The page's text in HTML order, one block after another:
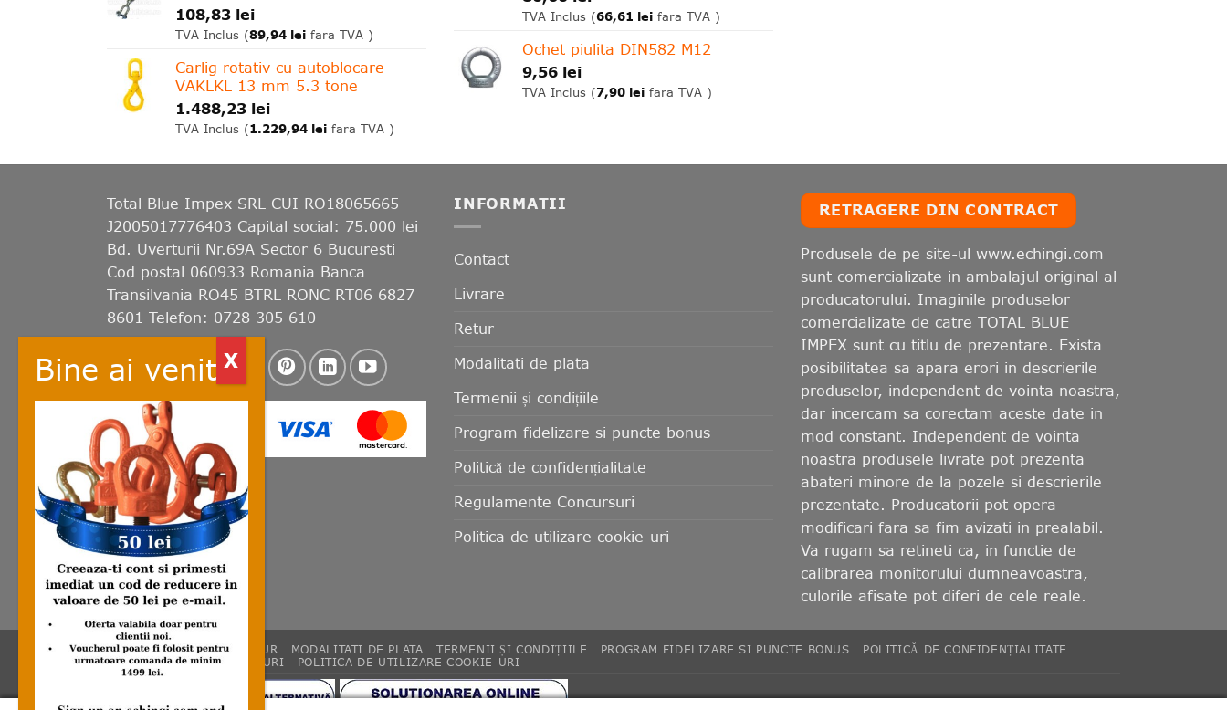
108,83 lei
TVA Inclus (89,94 lei fara TVA )
Carlig rotativ cu autoblocare
VAKLKL 13 mm 5.3 tone
1.488,23 lei
TVA Inclus (1.229,94 lei fara TVA )
TVA Inclus (66,61 lei fara TVA )
Ochet piulita DIN582 M12
9,56 lei
TVA Inclus (7,90 lei fara TVA )
Total Blue Impex SRL CUI RO18065665
J2005017776403 Capital social: 75.000 lei
Bd. Uverturii Nr.69A Sector 6 Bucuresti
Cod postal 060933 Romania Banca
Transilvania RO45 BTRL RONC RT06 6827
8601 Telefon: 0728 305 610
INFORMATII
Contact
Livrare
Retur
Modalitati de plata
Termenii și condițiile
Program fidelizare si puncte bonus
Politică de confidențialitate
Regulamente Concursuri
Politica de utilizare cookie-uri
RETRAGERE DIN CONTRACT
Produsele de pe site-ul www.echingi.com
sunt comercializate in ambalajul original al
producatorului. Imaginile produselor
comercializate de catre TOTAL BLUE
IMPEX sunt cu titlu de prezentare. Exista
posibilitatea sa apara erori in descrierile
produselor, independent de vointa noastra,
dar incercam sa corectam aceste date in
mod constant. Independent de vointa
noastra produsele livrate pot prezenta
abateri minore de la pozele si descrierile
prezentate. Producatorii pot opera
modificari fara sa fim avizati in prealabil.
Va rugam sa retineti ca, in functie de
calibrarea monitorului dumneavoastra,
culorile afisate pot diferi de cele reale.
CONTACT LIVRARE RETUR MODALITATI DE PLATA TERMENII ȘI CONDIȚIILE PROGRAM FIDELIZARE SI PUNCTE BONUS
POLITICĂ DE CONFIDENȚIALITATE
REGULAMENTE CONCURSURI
POLITICA DE UTILIZARE COOKIE-URI